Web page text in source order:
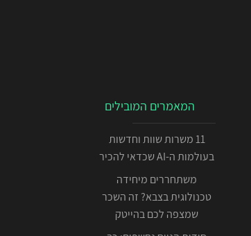
המאמרים המובילים
11 משרות שוות וחדשות
בעולמות ה-AI שכדאי להכיר
משתחררים מיחידה
טכנולוגית בצבא? זה השכר
שמצפה לכם בהייטק